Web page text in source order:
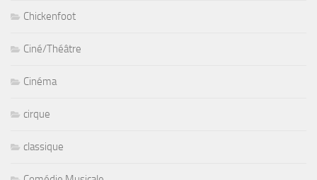
Chickenfoot
Ciné/Théâtre
Cinéma
cirque
classique